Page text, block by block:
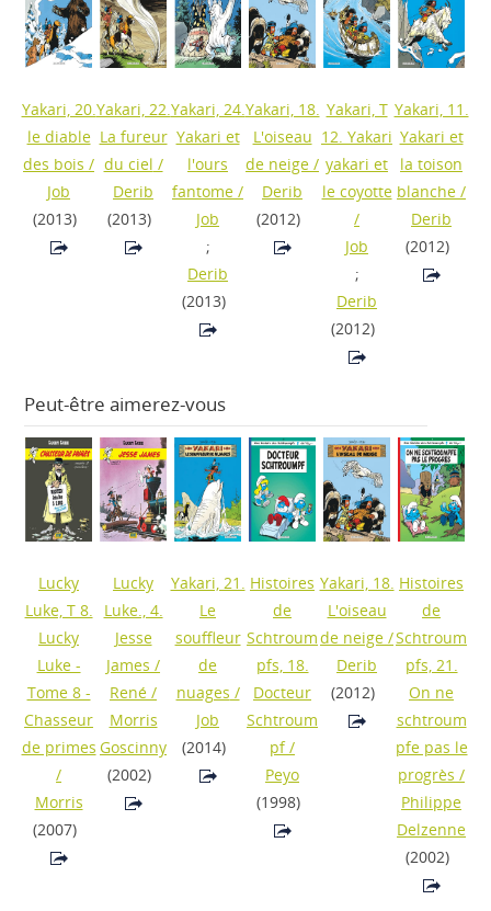
Yakari, 20.
le diable
des bois /
Job
(2013)
Yakari, 22.
La fureur
du ciel /
Derib
(2013)
Yakari, 24.
Yakari et
l'ours
fantome /
Job
;
Derib
(2013)
Yakari, 18.
L'oiseau
de neige /
Derib
(2012)
Yakari, T
12. Yakari
yakari et
le coyotte
/
Job
;
Derib
(2012)
Yakari, 11.
Yakari et
la toison
blanche /
Derib
(2012)
Peut-être aimerez-vous
Lucky
Luke, T 8.
Lucky
Luke -
Tome 8 -
Chasseur
de primes
/
Morris
(2007)
Lucky
Luke., 4.
Jesse
James /
René /
Morris
Goscinny
(2002)
Yakari, 21.
Le
souffleur
de
nuages /
Job
(2014)
Histoires
de
Schtroum
pfs, 18.
Docteur
Schtroum
pf/
Peyo
(1998)
Yakari, 18.
L'oiseau
de neige /
Derib
(2012)
Histoires
de
Schtroum
pfs, 21.
On ne
schtroum
pfe pas le
progrès /
Philippe
Delzenne
(2002)